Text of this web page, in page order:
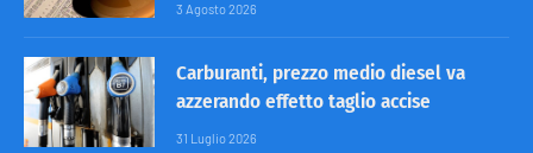
3 Agosto 2026
Carburanti, prezzo medio diesel va
azzerando effetto taglio accise
31 Luglio 2026